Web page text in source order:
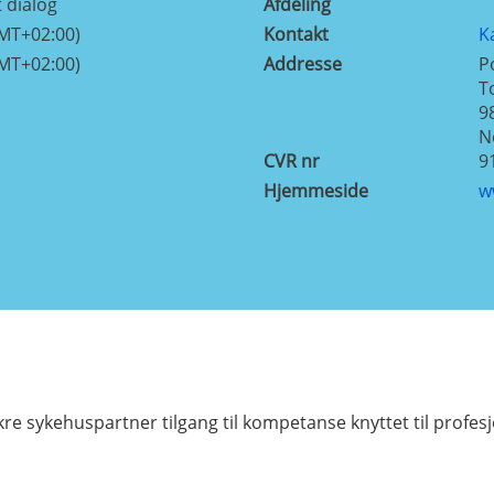
Kontakt
Addresse
CVR nr
Hjemmeside
sykehuspartner tilgang til kompetanse knyttet til